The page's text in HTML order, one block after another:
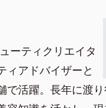
ーティクリエイタ
ィアドバイザーと
で活躍。長年に渡